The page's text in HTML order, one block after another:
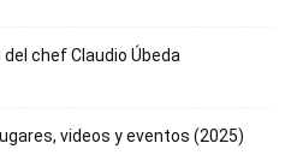
chef Claudio Úbeda
videos y eventos (2025)